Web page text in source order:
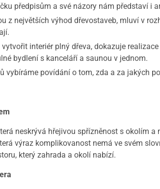
předpisům a své názory nám představí i
největších výhod dřevostaveb, mluví v
interiér plný dřeva, dokazuje realizace
bydlení s kanceláří a saunou v jednom.
povídání o tom, zda a za jakých
neskrývá hřejivou spřízněnost s okolím
výraz komplikovanost nemá ve svém
který zahrada a okolí nabízí.